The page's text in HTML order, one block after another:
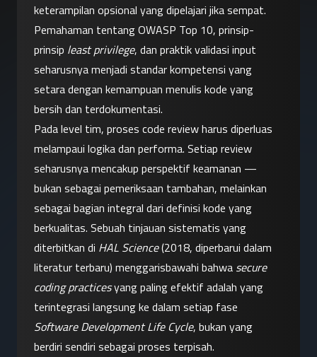
keterampilan opsional yang dipelajari jika sempat.
Pemahaman tentang OWASP Top 10, prinsip-
prinsip least privilege, dan praktik validasi input
seharusnya menjadi standar kompetensi yang
setara dengan kemampuan menulis kode yang
bersih dan terdokumentasi.
Pada level tim, proses code review harus diperluas
melampaui logika dan performa. Setiap review
seharusnya mencakup perspektif keamanan —
bukan sebagai pemeriksaan tambahan, melainkan
sebagai bagian integral dari definisi kode yang
berkualitas. Sebuah tinjauan sistematis yang
diterbitkan di HAL Science (2018, diperbarui dalam
literatur terbaru) menggarisbawahi bahwa secure
coding practices yang paling efektif adalah yang
Software Development Life Cycle, bukan yang
berdiri sendiri sebagai proses terpisah.